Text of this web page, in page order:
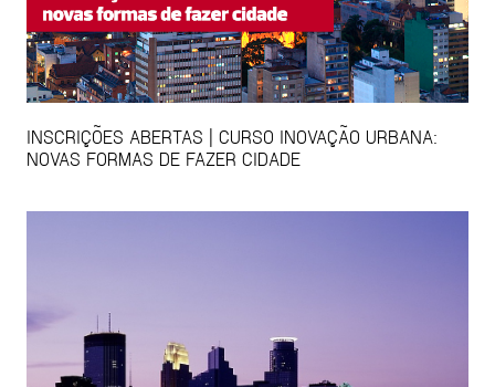
INSCRIÇÕES ABERTAS | CURSO INOVAÇÃO URBANA:
NOVAS FORMAS DE FAZER CIDADE